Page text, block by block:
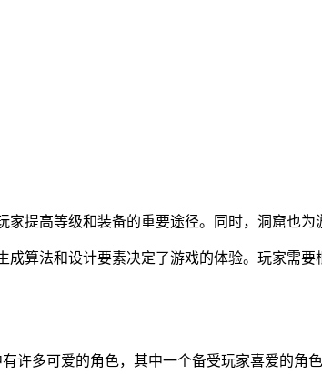
提高等级和装备的重要途径。同时，洞窟也为
算法和设计要素决定了游戏的体验。玩家需
许多可爱的角色，其中一个备受玩家喜爱的角色